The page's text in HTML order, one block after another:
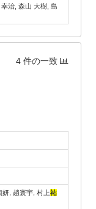
治, 森山 大樹, 島
4 件の一致
, 趙寰宇, 村上祐